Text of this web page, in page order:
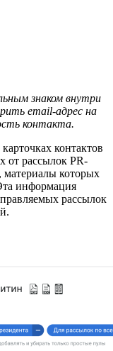
знаком внутри
email-адрес на
контакта.
контактов
от рассылок PR-
материалы которых
информация
рассылок